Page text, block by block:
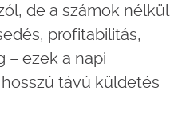
de a számok nélkül
profitabilitás,
– ezek a napi
távú küldetés